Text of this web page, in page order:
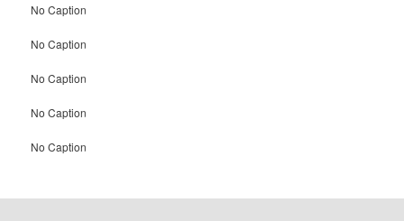
No Caption
No Caption
No Caption
No Caption
No Caption